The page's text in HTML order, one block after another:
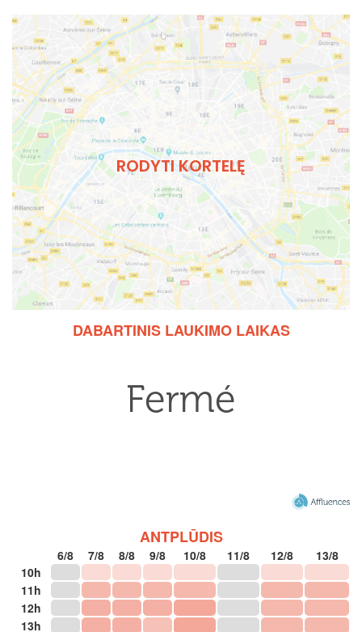
RODYTI KORTELĘ
DABARTINIS LAUKIMO LAIKAS
ANTPLŪDIS
6/8 7/8 8/8 9/8 10/8 11/8 12/8
13/8
10h
11h
12h
13h